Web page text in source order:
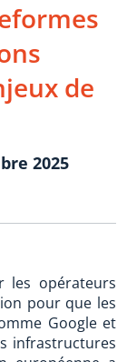
de
2025
les opérateurs
pour que les
Google et
infrastructures